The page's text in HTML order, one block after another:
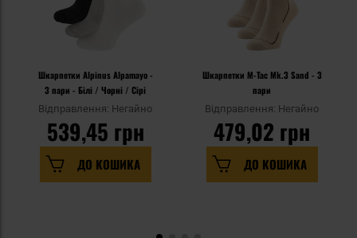
Шкарпетки Alpinus Alpamayo -
3 пари - Білі / Чорні / Сірі
Відправлення: Негайно
539,45 грн
ДО КОШИКА
Шкарпетки M-Tac Mk.3 Sand - 3
пари
Відправлення: Негайно
479,02 грн
ДО КОШИКА